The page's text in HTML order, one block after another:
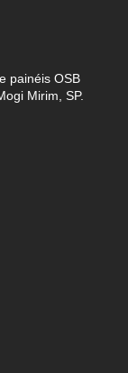
painéis OSB
Mirim, SP.